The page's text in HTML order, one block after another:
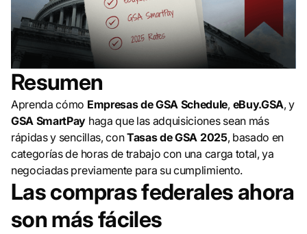
Resumen
Aprenda cómo Empresas de GSA Schedule, eBuy.GSA, y
GSA SmartPay haga que las adquisiciones sean más
rápidas y sencillas, conTasas de GSA 2025, basado en
categorías de horas de trabajo con una carga total, ya
negociadas previamente para su cumplimiento.
Las compras federales ahora
son más fáciles